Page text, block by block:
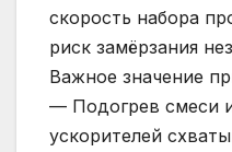
скорость набора
риск замёрзания
Важное значение
— Подогрев смеси
ускорителей